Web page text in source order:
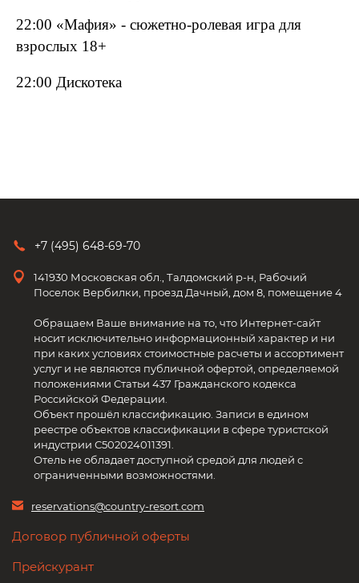
22:00 «Мафия» - сюжетно-ролевая игра для
взрослых 18+
22:00 Дискотека
+7 (495) 648-69-70
141930 Московская обл., Талдомский р-н, Рабочий
Поселок Вербилки, проезд Дачный, дом 8, помещение 4
Обращаем Ваше внимание на то, что Интернет-сайт
носит исключительно информационный характер и ни
при каких условиях стоимостные расчеты и ассортимент
услуг и не являются публичной офертой, определяемой
положениями Статьи 437 Гражданского кодекса
Российской Федерации.
Объект прошёл классификацию. Записи в едином
реестре объектов классификации в сфере туристской
индустрии С502024011391.
Отель не обладает доступной средой для людей с
ограниченными возможностями.
reservations@country-resort.com
Договор публичной оферты
Прейскурант